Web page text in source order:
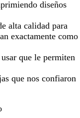
diseños
alta calidad para
exactamente como
que le permiten
que nos confiaron